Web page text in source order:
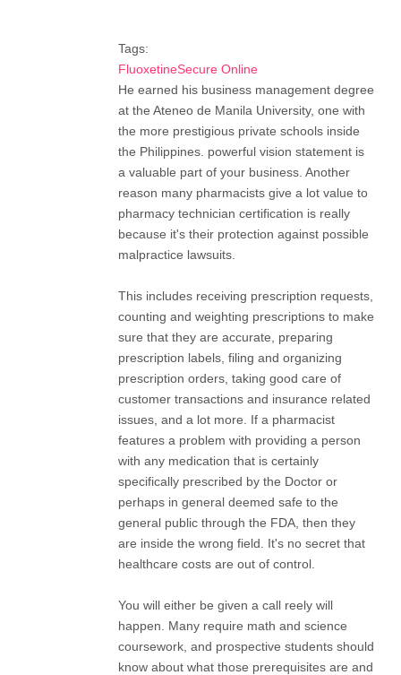
Tags:
FluoxetineSecure Online
He earned his business management degree
at the Ateneo de Manila University, one with
the more prestigious private schools inside
the Philippines. powerful vision statement is
a valuable part of your business. Another
reason many pharmacists give a lot value to
pharmacy technician certification is really
because it's their protection against possible
malpractice lawsuits.
This includes receiving prescription requests,
counting and weighting prescriptions to make
sure that they are accurate, preparing
prescription labels, filing and organizing
prescription orders, taking good care of
customer transactions and insurance related
issues, and a lot more. If a pharmacist
features a problem with providing a person
with any medication that is certainly
specifically prescribed by the Doctor or
perhaps in general deemed safe to the
general public through the FDA, then they
are inside the wrong field. It's no secret that
healthcare costs are out of control.
You will either be given a call reely will
happen. Many require math and science
coursework, and prospective students should
know about what those prerequisites are and